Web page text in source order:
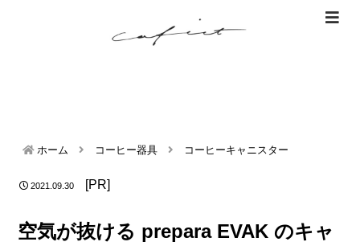
ホーム コーヒー器具 コーヒーキャニスター
2021.09.30 [PR]
空気が抜ける prepara EVAK のキャ